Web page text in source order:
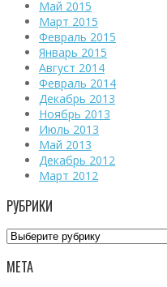
Май 2015
Март 2015
Февраль 2015
Январь 2015
Август 2014
Февраль 2014
Декабрь 2013
Ноябрь 2013
Июль 2013
Май 2013
Декабрь 2012
Март 2012
РУБРИКИ
Рубрики
МЕТА